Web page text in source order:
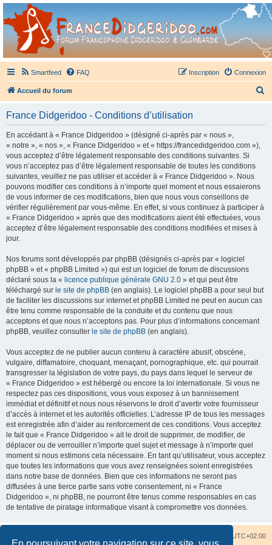
France Didgeridoo
Didgeridoo et Guimbarde sur France Didgeridoo - retrouvez la communauté.
Smartfeed FAQ Connexion
Inscription
Accueil du forum
France Didgeridoo - Conditions d’utilisation
En accédant à « France Didgeridoo » (désigné ci-après par « nous »,
« notre », « nos », « France Didgeridoo » et « https://francedidgeridoo.com »),
vous acceptez d’être légalement responsable des conditions suivantes. Si
vous n’acceptez pas d’être légalement responsable de toutes les conditions
suivantes, veuillez ne pas utiliser et accéder à « France Didgeridoo ». Nous
pouvons modifier ces conditions à n’importe quel moment et nous essaierons
de vous informer de ces modifications, bien que nous vous conseillons de
vérifier régulièrement par vous-même. En effet, si vous continuez à participer à
« France Didgeridoo » après que des modifications aient été effectuées, vous
acceptez d’être légalement responsable des conditions modifiées et mises à
jour.
Nos forums sont développés par phpBB (désignés ci-après par « logiciel
phpBB » et « phpBB Limited ») qui est un logiciel de forum de discussions
déclaré sous la « licence publique générale GNU 2.0 » et qui peut être
téléchargé sur le site de phpBB (en anglais). Le logiciel phpBB a pour seul but
de faciliter les discussions sur internet et phpBB Limited ne peut en aucun cas
être tenu comme responsable de la conduite et du contenu que nous
acceptons et que nous n’acceptons pas. Pour plus d’informations concernant
phpBB, veuillez consulter le site de phpBB (en anglais).
Vous acceptez de ne publier aucun contenu à caractère abusif, obscène,
vulgaire, diffamatoire, choquant, menaçant, pornographique, etc. qui pourrait
transgresser la législation de votre pays, du pays dans lequel le serveur de
« France Didgeridoo » est hébergé ou encore la loi internationale. Si vous ne
respectez pas ces dispositions, vous vous exposez à un bannissement
immédiat et définitif et nous nous réservons le droit d’avertir votre fournisseur
d’accès à internet et les autorités officielles. L’adresse IP de tous les messages
est enregistrée afin d’aider au renforcement de ces conditions. Vous acceptez
le fait que « France Didgeridoo » ait le droit de supprimer, de modifier, de
déplacer ou de verrouiller n’importe quel sujet et message à n’importe quel
moment si nous estimons cela nécessaire. En tant qu’utilisateur, vous acceptez
que toutes les informations que vous avez renseignées soient enregistrées
dans notre base de données. Bien que ces informations ne seront pas
diffusées à une tierce partie sans votre consentement, ni « France
Didgeridoo », ni phpBB, ne pourront être tenus comme responsables en cas
de tentative de piratage informatique visant à compromettre vos données.
UTC+02:00